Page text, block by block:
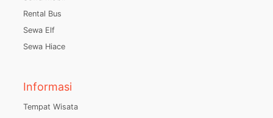
Rental Bus
Sewa Elf
Sewa Hiace
Informasi
Tempat Wisata